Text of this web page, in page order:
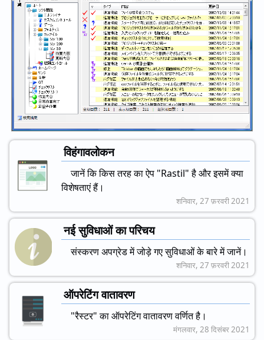
विहंगावलोकन
जानें कि किस तरह का ऐप "Rastil" है और इसमें क्या
विशेषताएं हैं।
शनिवार, 27 फ़रवरी 2021
नई सुविधाओं का परिचय
संस्करण अपग्रेड में जोड़े गए सुविधाओं के बारे में जानें।
शनिवार, 27 फ़रवरी 2021
ऑपरेटिंग वातावरण
"रैस्टर" का ऑपरेटिंग वातावरण वर्णित है।
मंगलवार, 28 दिसंबर 2021